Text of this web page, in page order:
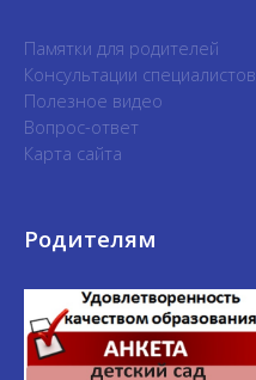
Памятки для родителей
Консультации специалистов
Полезное видео
Вопрос-ответ
Карта сайта
Родителям